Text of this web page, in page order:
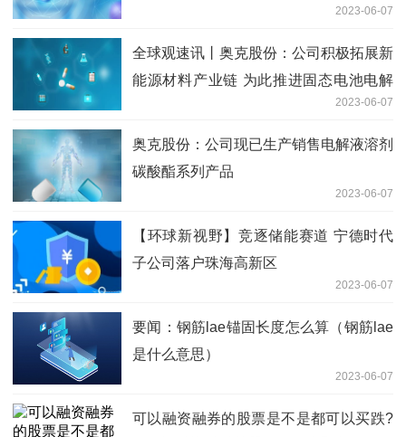
2023-06-07
全球观速讯丨奥克股份：公司积极拓展新
能源材料产业链 为此推进固态电池电解
2023-06-07
奥克股份：公司现已生产销售电解液溶剂
碳酸酯系列产品
2023-06-07
【环球新视野】竞逐储能赛道 宁德时代
子公司落户珠海高新区
2023-06-07
要闻：钢筋lae锚固长度怎么算（钢筋lae
是什么意思）
2023-06-07
可以融资融券的股票是不是都可以买跌?